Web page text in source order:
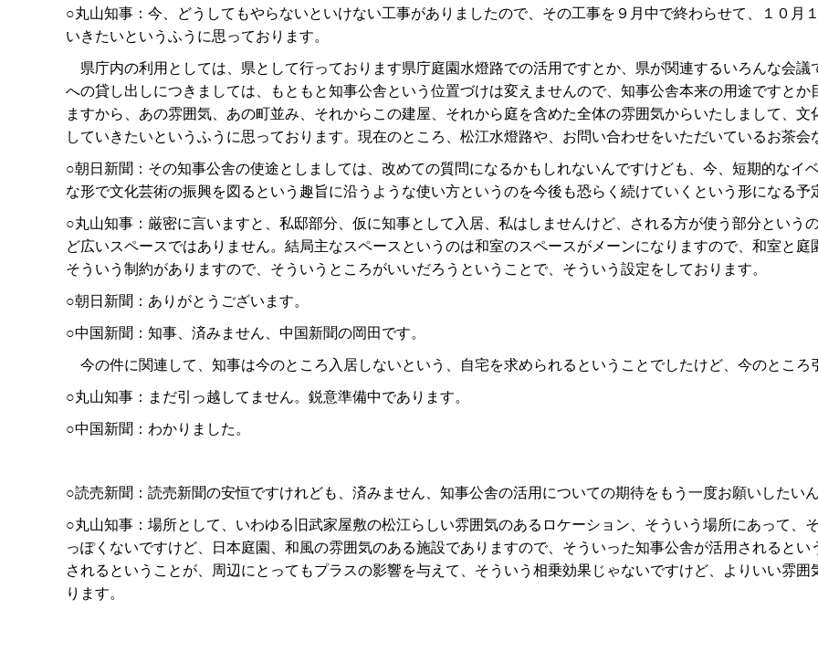
○丸山知事：今、どうしてもやらないといけない工事がありましたので、その工事を９月中で終わらせて、１０月
いきたいというふうに思っております。
県庁内の利用としては、県として行っております県庁庭園水燈路での活用ですとか、県が関連するいろんな会
への貸し出しにつきましては、もともと知事公舎という位置づけは変えませんので、知事公舎本来の用途ですと
ますから、あの雰囲気、あの町並み、それからこの建屋、それから庭を含めた全体の雰囲気からいたしまして、
していきたいというふうに思っております。現在のところ、松江水燈路や、お問い合わせをいただいているお茶会
○朝日新聞：その知事公舎の使途としましては、改めての質問になるかもしれないんですけども、今、短期的なイ
な形で文化芸術の振興を図るという趣旨に沿うような使い方というのを今後も恐らく続けていくという形になる予
○丸山知事：厳密に言いますと、私邸部分、仮に知事として入居、私はしませんけど、される方が使う部分という
ど広いスペースではありません。結局主なスペースというのは和室のスペースがメーンになりますので、和室と
そういう制約がありますので、そういうところがいいだろうということで、そういう設定をしております。
○朝日新聞：ありがとうございます。
○中国新聞：知事、済みません、中国新聞の岡田です。
今の件に関連して、知事は今のところ入居しないという、自宅を求められるということでしたけど、今のところ
○丸山知事：まだ引っ越してません。鋭意準備中であります。
○中国新聞：わかりました。
○読売新聞：読売新聞の安恒ですけれども、済みません、知事公舎の活用についての期待をもう一度お願いしたいん
○丸山知事：場所として、いわゆる旧武家屋敷の松江らしい雰囲気のあるロケーション、そういう場所にあって、
っぽくないですけど、日本庭園、和風の雰囲気のある施設でありますので、そういった知事公舎が活用されると
されるということが、周辺にとってもプラスの影響を与えて、そういう相乗効果じゃないですけど、よりいい雰
ります。